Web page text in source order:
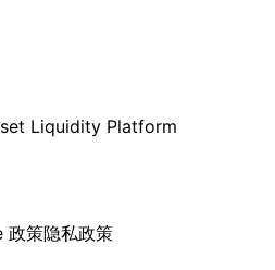
Liquidity Platform
政策隐私政策